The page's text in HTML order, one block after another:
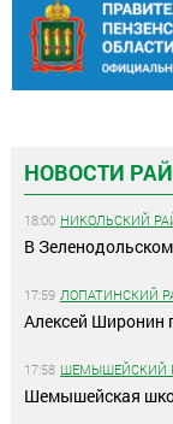
НОВОСТИ
18:00 НИКОЛЬСКИЙ
В
17:59 ЛОПАТИНСКИЙ
Алексей Широнин
17:58 ШЕМЫШЕЙСКИЙ
Шемышейская